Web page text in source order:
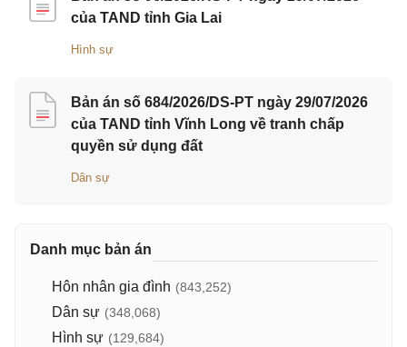
của TAND tỉnh Gia Lai
Hình sự
Bản án số 684/2026/DS-PT ngày 29/07/2026
của TAND tỉnh Vĩnh Long về tranh chấp
quyền sử dụng đất
Dân sự
Danh mục bản án
Hôn nhân gia đình (843,252)
Dân sự (348,068)
Hình sự (129,684)